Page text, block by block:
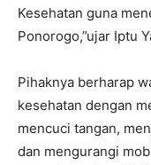
Kesehatan guna
Ponorogo,”ujar Iptu
Pihaknya berharap
kesehatan dengan
mencuci tangan,
dan mengurangi